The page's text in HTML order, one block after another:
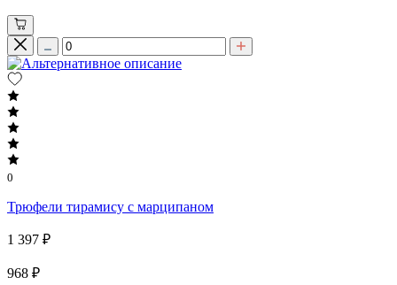
0
Трюфели тирамису с марципаном
1 397 ₽
968 ₽